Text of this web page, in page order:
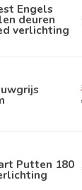
Engels
deuren
verlichting
Putten 180